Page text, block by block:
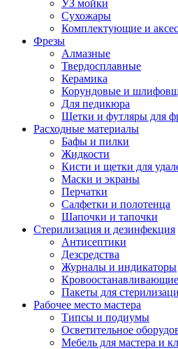
УЗ мойки
Сухожары
Комплектующие и
Фрезы
Алмазные
Твердосплавные
Керамика
Корундовые и
Для педикюра
Щетки и футляры для
Расходные материалы
Бафы и пилки
Жидкости
Кисти и щетки для
Маски и экраны
Перчатки
Салфетки и полотенца
Шапочки и тапочки
Стерилизация и дезинфекция
Антисептики
Дезсредства
Журналы и индикаторы
Кровоостанавливающие
Пакеты для
Рабочее место мастера
Типсы и подиумы
Осветительное
Мебель для мастера и